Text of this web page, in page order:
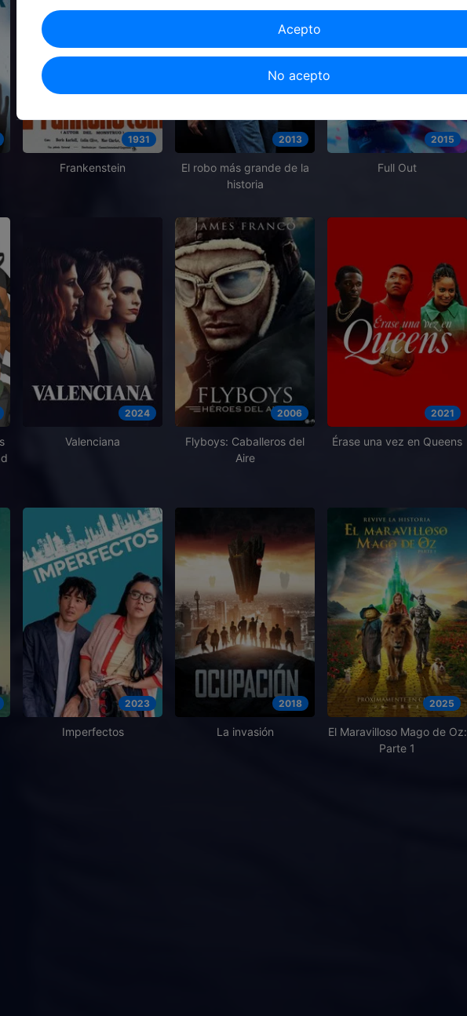
1931
Frankenstein
2013
El robo más grande de la
historia
2015
Full Out
2024
Valenciana
2006
Flyboys: Caballeros del
Aire
2021
Érase una vez en Queens
2023
Imperfectos
2018
La invasión
2025
El Maravilloso Mago de Oz:
Parte 1
Acepto
No acepto